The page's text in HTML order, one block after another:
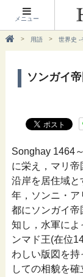
メニュー
用語 世界史 -
ソンガイ
Songhay 1464
に栄え，マリ帝
沿岸を居住域
年，ソンニ・
都にソンガイ
知し，水軍によ
ンマド王(在位
わしい版図を
しての相貌を